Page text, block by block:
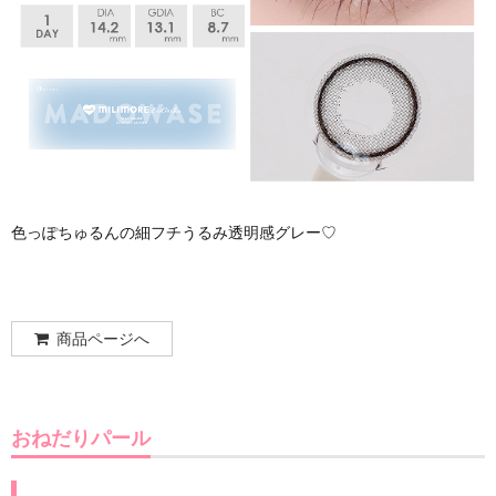
色っぽちゅるんの細フチうるみ透明感グレー♡
商品ページへ
おねだりパール